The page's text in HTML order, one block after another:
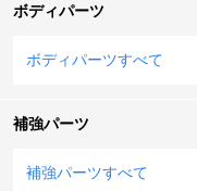
ボディパーツ
ボディパーツすべて
補強パーツ
補強パーツすべて